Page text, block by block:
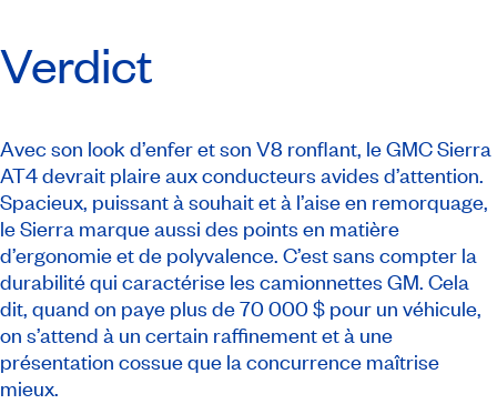
Verdict
Avec son look d’enfer et son V8 ronflant, le GMC Sierra
AT4 devrait plaire aux conducteurs avides d’attention.
Spacieux, puissant à souhait et à l’aise en remorquage,
le Sierra marque aussi des points en matière
d’ergonomie et de polyvalence. C’est sans compter la
durabilité qui caractérise les camionnettes GM. Cela
dit, quand on paye plus de 70 000 $ pour un véhicule,
on s’attend à un certain raffinement et à une
présentation cossue que la concurrence maîtrise
mieux.